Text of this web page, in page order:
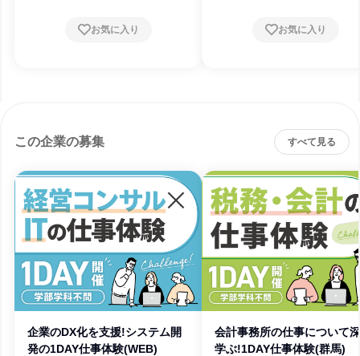
お気に入り お気に入り
この企業の募集 すべて見る
企業のDX化を支援!システム開
発の1DAY仕事体験(WEB)
会計事務所の仕事について
学ぶ!1DAY仕事体験(群馬)